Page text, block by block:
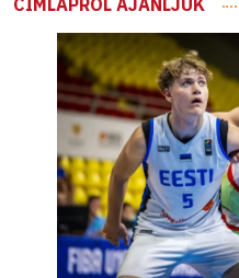
CÍMLAPRÓL AJÁNLJUK